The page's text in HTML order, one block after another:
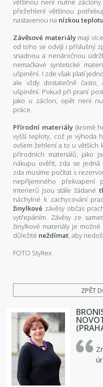
většinou není nutné
přežehlení většinou
nastavenou na nízkou
Závěsové materiálymají
od toho se odvíjí i příslušný
snadnou a nenáročnou
nemačkavé syntetické
ušpinění. I zde však platí
ale vždy dostatečně
ušpinění. Pokud při praní
jako u záclon, opět není
práce.
Přírodní materiály(kromě
vyšší teploty, což je výhoda
ovšem žehlení a to u větších
přírodních materiálů, jako
nákupu ověřit, zda se
zda musíme počítat s
nepříjemného překvapení
interierů jsou stále žádané
náchylné k zachycování
žinylkové závěsy občas
vytřepáním. Závěsy ze
žinylkové materiály je
důležité neždímat, aby
FOTO Styltex
ZPĚT